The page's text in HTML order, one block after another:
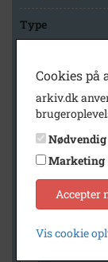
Type
Arkiv
Svinninge
Generelt
Cookies på
arkiv.dk
Nødvendig
Marketing
Accepter
Vis cookie